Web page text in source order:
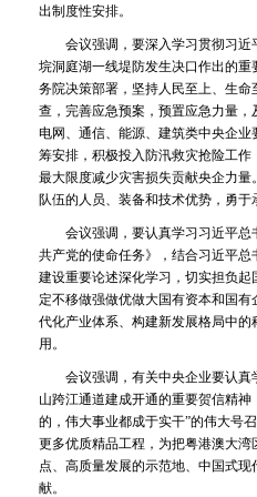
出制度性安排。
会议强调，要深入学习贯彻习近
垸洞庭湖一线堤防发生决口作出的
务院决策部署，坚持人民至上、生
查，完善应急预案，预置应急力量，
电网、通信、能源、建筑类中央企
筹安排，积极投入防汛救灾抢险工作
最大限度减少灾害损失贡献央企力
队伍的人员、装备和技术优势，勇于
会议强调，要认真学习习近平总
共产党的使命任务》，结合习近平
建设重要论述深化学习，切实担负
定不移做强做优做大国有资本和国
代化产业体系、构建新发展格局中
用。
会议强调，有关中央企业要认真
山跨江通道建成开通的重要贺信精
的，伟大事业都成于实干”的伟大号
更多优质精品工程，为把粤港澳大
点、高质量发展的示范地、中国式
献。